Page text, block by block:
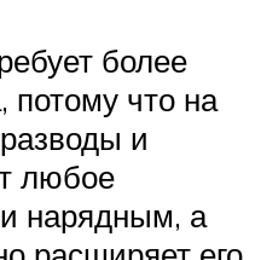
более
потому что на
и
любое
нарядным, а